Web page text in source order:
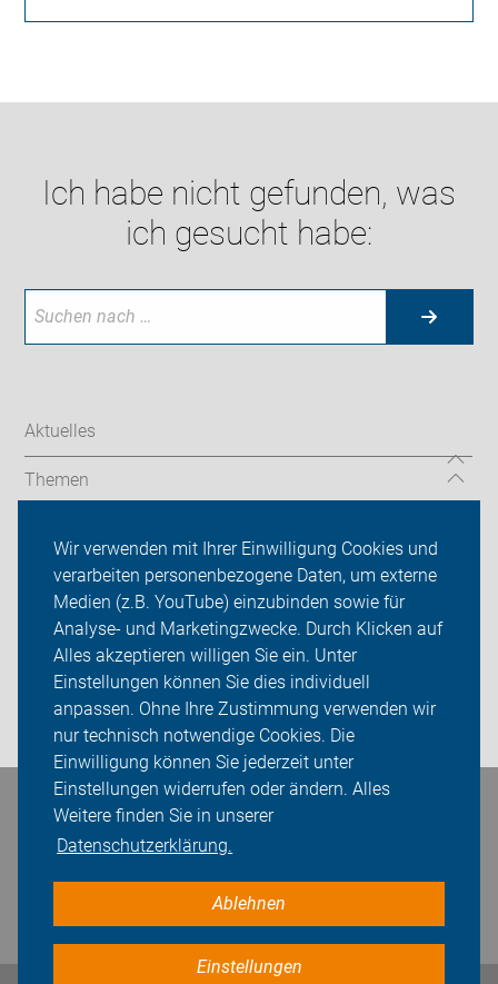
Wir verwenden mit Ihrer Einwilligung Cookies und
verarbeiten personenbezogene Daten, um externe
Medien (z.B. YouTube) einzubinden sowie für
Analyse- und Marketingzwecke. Durch Klicken auf
Alles akzeptieren willigen Sie ein. Unter
Einstellungen können Sie dies individuell
anpassen. Ohne Ihre Zustimmung verwenden wir
nur technisch notwendige Cookies. Die
Einwilligung können Sie jederzeit unter
Einstellungen widerrufen oder ändern. Alles
Weitere finden Sie in unserer
Datenschutzerklärung.
Ablehnen
Einstellungen
Ich habe nicht gefunden, was
ich gesucht habe:
Aktuelles
Themen
Über uns
Sei dabei
Presse
Bleiben Sie in Kontakt